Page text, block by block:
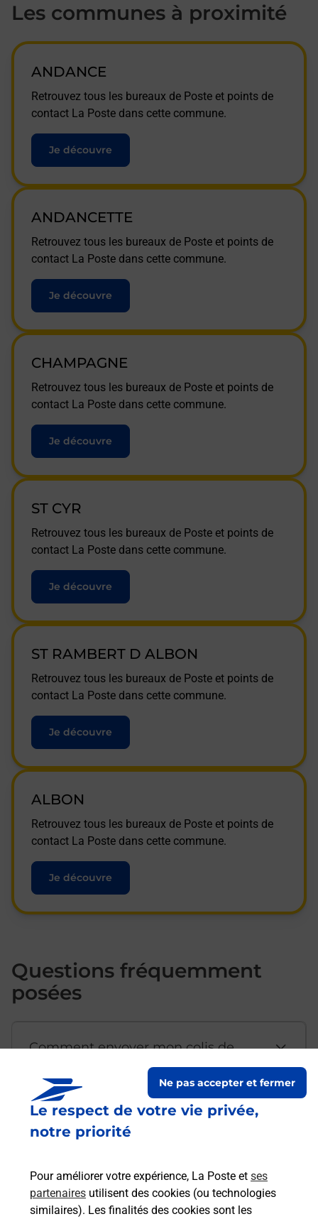
Le respect de votre vie privée,
notre priorité
Pour améliorer votre expérience, La Poste et ses
partenaires utilisent des cookies (ou technologies
similaires). Les finalités des cookies sont les
Ne pas accepter et fermer
Les communes à proximité
ANDANCE
Retrouvez tous les bureaux de Poste et points de
contact La Poste dans cette commune.
Je découvre
ANDANCETTE
Retrouvez tous les bureaux de Poste et points de
contact La Poste dans cette commune.
Je découvre
CHAMPAGNE
Retrouvez tous les bureaux de Poste et points de
contact La Poste dans cette commune.
Je découvre
ST CYR
Retrouvez tous les bureaux de Poste et points de
contact La Poste dans cette commune.
Je découvre
ST RAMBERT D ALBON
Retrouvez tous les bureaux de Poste et points de
contact La Poste dans cette commune.
Je découvre
ALBON
Retrouvez tous les bureaux de Poste et points de
contact La Poste dans cette commune.
Je découvre
Questions fréquemment
posées
Comment envoyer mon colis de
Est-il possible d’acheter un
emballage directement depuis un
Comment demander une